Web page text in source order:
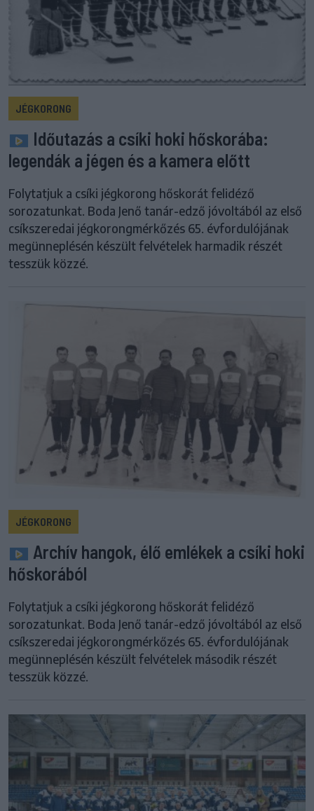
JÉGKORONG
Időutazás a csíki hoki hőskorába:
legendák a jégen és a kamera előtt
Folytatjuk a csíki jégkorong hőskorát felidéző
sorozatunkat. Boda Jenő tanár-edző jóvoltából az első
csíkszeredai jégkorongmérkőzés 65. évfordulójának
megünneplésén készült felvételek harmadik részét
tesszük közzé.
JÉGKORONG
Archív hangok, élő emlékek a csíki hoki
hőskorából
Folytatjuk a csíki jégkorong hőskorát felidéző
sorozatunkat. Boda Jenő tanár-edző jóvoltából az első
csíkszeredai jégkorongmérkőzés 65. évfordulójának
megünneplésén készült felvételek második részét
tesszük közzé.